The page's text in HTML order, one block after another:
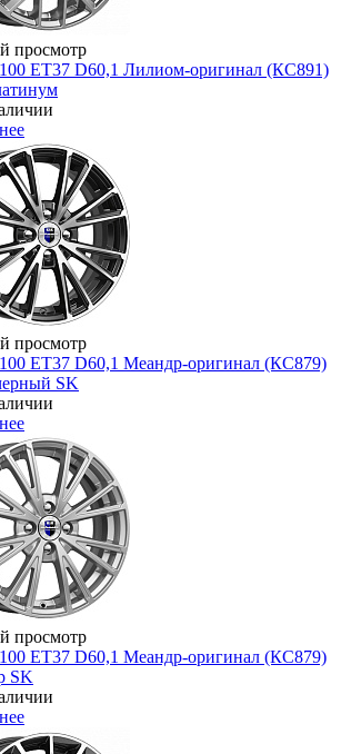
просмотр
ET37 D60,1 Лилиом-оригинал (КС891)
просмотр
ET37 D60,1 Меандр-оригинал (КС879)
SK
просмотр
ET37 D60,1 Меандр-оригинал (КС879)
SK